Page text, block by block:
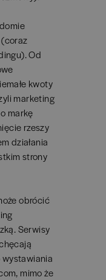
Od
kwoty
marketing
markę
rzeszy
działania
strony
obrócić
Serwisy
mimo że